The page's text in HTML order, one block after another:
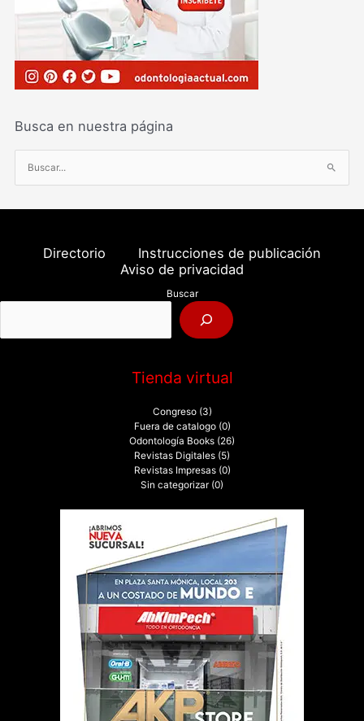
Busca en nuestra página
u
s
o
:
Directorio
Instrucciones de publicación
Aviso de privacidad
Buscar
Tienda virtual
Congreso (3)
Fuera de catalogo (0)
Odontología Books (26)
Revistas Digitales (5)
Revistas Impresas (0)
Sin categorizar (0)